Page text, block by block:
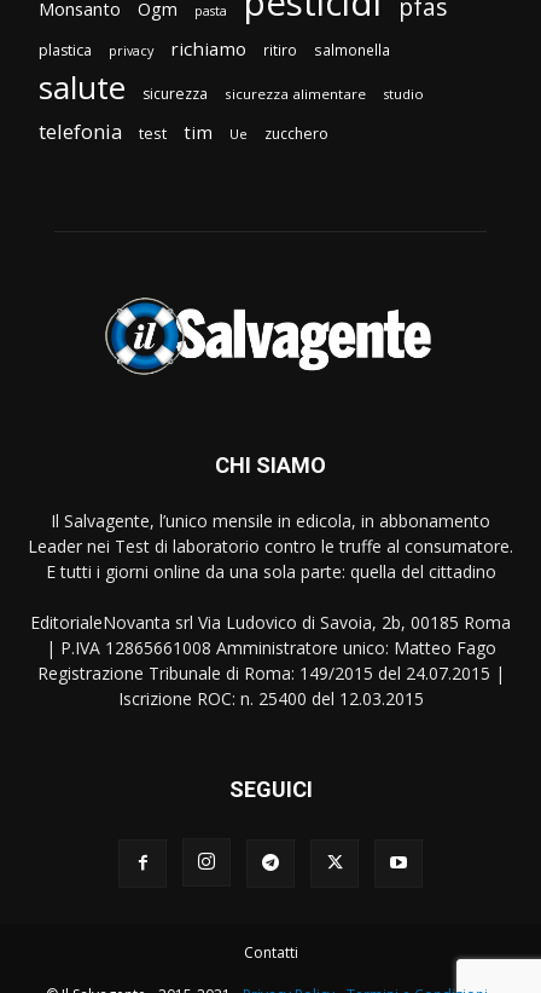
Monsanto Ogm pasta pfas
plastica privacy richiamo ritiro salmonella
salute sicurezza sicurezza alimentare studio
telefonia test tim Ue zucchero
CHI SIAMO
Il Salvagente, l’unico mensile in edicola, in abbonamento
Leader nei Test di laboratorio contro le truffe al consumatore.
E tutti i giorni online da una sola parte: quella del cittadino
EditorialeNovanta srl Via Ludovico di Savoia, 2b, 00185 Roma
| P.IVA 12865661008 Amministratore unico: Matteo Fago
Registrazione Tribunale di Roma: 149/2015 del 24.07.2015 |
Iscrizione ROC: n. 25400 del 12.03.2015
SEGUICI
Contatti